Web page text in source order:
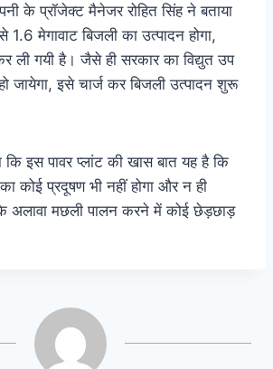
के प्रॉजेक्ट मैनेजर रोहित सिंह ने बताया
1.6 मेगावाट बिजली का उत्पादन होगा,
ली गयी है। जैसे ही सरकार का विद्युत उप
जायेगा, इसे चार्ज कर बिजली उत्पादन शुरू
कि इस पावर प्लांट की खास बात यह है कि
कोई प्रदूषण भी नहीं होगा और न ही
अलावा मछली पालन करने में कोई छेड़छाड़